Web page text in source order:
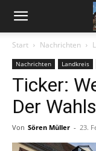
Start Nachrichten
Nachrichten Landkreis
Ticker:
Der
Von Sören Müller - 23.